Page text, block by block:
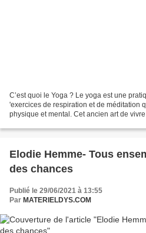
C’est quoi le Yoga ? Le yoga est une
'exercices de respiration et de méditation
physique et mental. Cet ancien art de
Elodie Hemme- Tous
des chances
Publié le 29/06/2021 à 13:55
Par MATERIELDYS.COM